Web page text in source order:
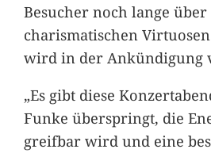
Besucher noch lange über
charismatischen
wird in der Ankündigung
„Es gibt diese
Funke überspringt, die
greifbar wird und eine